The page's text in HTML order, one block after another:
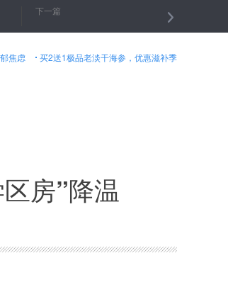
”记 阿富汗北部一安全检查站遭袭９名警察
下一篇
焦虑 买2送1极品老淡干海参，优惠滋补季
房”降温